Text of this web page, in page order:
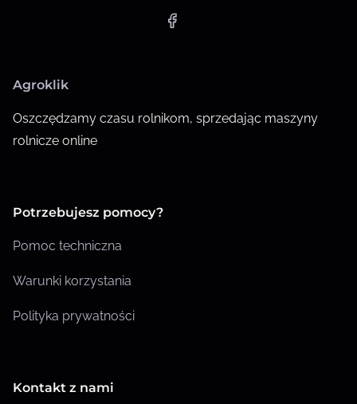
Agroklik
Oszczędzamy czasu rolnikom, sprzedając maszyny
rolnicze online
Potrzebujesz pomocy?
Pomoc techniczna
Warunki korzystania
Polityka prywatności
Kontakt z nami